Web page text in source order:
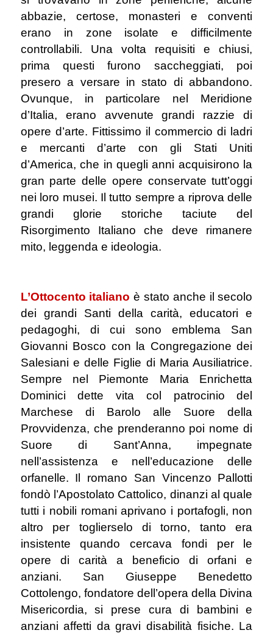
abbazie, certose, monasteri e conventi
erano in zone isolate e difficilmente
controllabili. Una volta requisiti e chiusi,
prima questi furono saccheggiati, poi
presero a versare in stato di abbandono.
Ovunque, in particolare nel Meridione
d’Italia, erano avvenute grandi razzie di
opere d’arte. Fittissimo il commercio di ladri
e mercanti d’arte con gli Stati Uniti
d’America, che in quegli anni acquisirono la
gran parte delle opere conservate tutt’oggi
nei loro musei. Il tutto sempre a riprova delle
grandi glorie storiche taciute del
Risorgimento Italiano che deve rimanere
mito, leggenda e ideologia.
L’Ottocento italiano è stato anche il secolo
dei grandi Santi della carità, educatori e
pedagoghi, di cui sono emblema San
Giovanni Bosco con la Congregazione dei
Salesiani e delle Figlie di Maria Ausiliatrice.
Sempre nel Piemonte Maria Enrichetta
Dominici dette vita col patrocinio del
Marchese di Barolo alle Suore della
Provvidenza, che prenderanno poi nome di
Suore di Sant’Anna, impegnate
nell’assistenza e nell’educazione delle
orfanelle. Il romano San Vincenzo Pallotti
fondò l’Apostolato Cattolico, dinanzi al quale
tutti i nobili romani aprivano i portafogli, non
altro per toglierselo di torno, tanto era
insistente quando cercava fondi per le
opere di carità a beneficio di orfani e
anziani. San Giuseppe Benedetto
Cottolengo, fondatore dell’opera della Divina
Misericordia, si prese cura di bambini e
anziani affetti da gravi disabilità fisiche. La